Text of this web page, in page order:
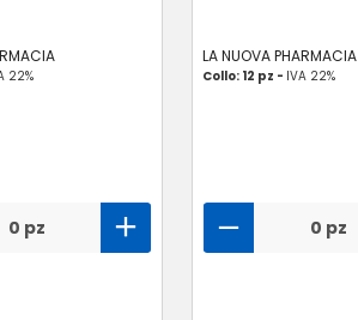
22%
0 pz
LA NUOVA PHARMACIA
Collo: 12 pz - IVA 22%
0 pz